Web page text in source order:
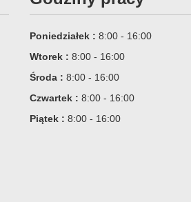
Poniedziałek : 8:00 - 16:00
Wtorek : 8:00 - 16:00
Środa : 8:00 - 16:00
Czwartek : 8:00 - 16:00
Piątek : 8:00 - 16:00